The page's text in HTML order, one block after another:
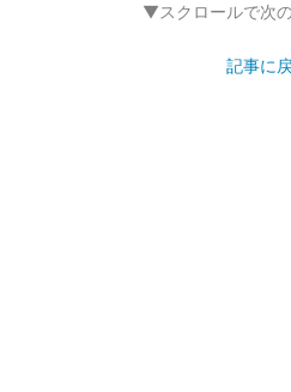
▼スクロールで次
記事に